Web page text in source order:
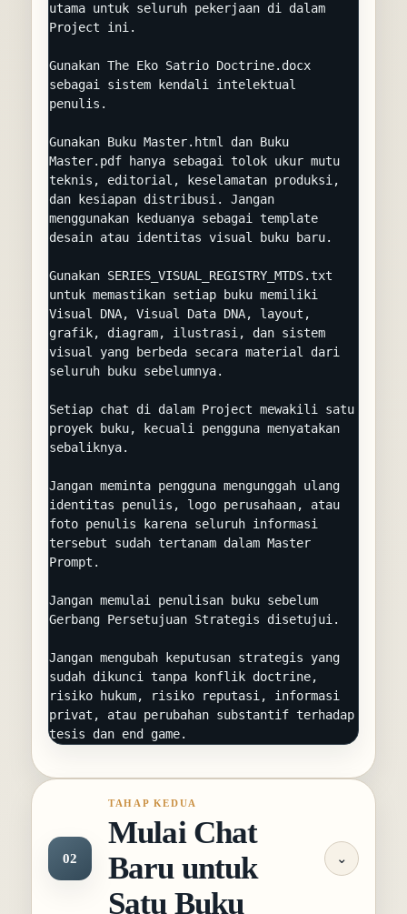
utama untuk seluruh pekerjaan di dalam
Project ini.
Gunakan The Eko Satrio Doctrine.docx
sebagai sistem kendali intelektual
penulis.
Gunakan Buku Master.html dan Buku
Master.pdf hanya sebagai tolok ukur mutu
teknis, editorial, keselamatan produksi,
dan kesiapan distribusi. Jangan
menggunakan keduanya sebagai template
desain atau identitas visual buku baru.
Gunakan SERIES_VISUAL_REGISTRY_MTDS.txt
untuk memastikan setiap buku memiliki
Visual DNA, Visual Data DNA, layout,
grafik, diagram, ilustrasi, dan sistem
visual yang berbeda secara material dari
seluruh buku sebelumnya.
Setiap chat di dalam Project mewakili satu
proyek buku, kecuali pengguna menyatakan
sebaliknya.
Jangan meminta pengguna mengunggah ulang
identitas penulis, logo perusahaan, atau
foto penulis karena seluruh informasi
tersebut sudah tertanam dalam Master
Prompt.
Jangan memulai penulisan buku sebelum
Gerbang Persetujuan Strategis disetujui.
Jangan mengubah keputusan strategis yang
sudah dikunci tanpa konflik doctrine,
risiko hukum, risiko reputasi, informasi
privat, atau perubahan substantif terhadap
tesis dan end game.
02
TAHAP KEDUA
Mulai Chat
Baru untuk
Satu Buku
⌄